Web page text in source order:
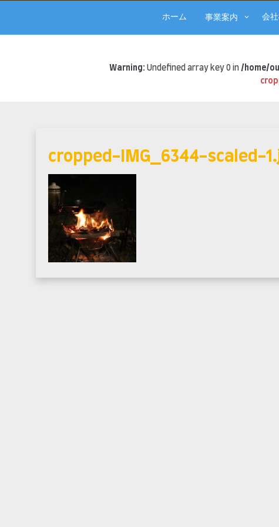
ホーム 事業案内 会
Warning : Undefined array key 0 in /home/
cropped-IMG_6344-scaled-